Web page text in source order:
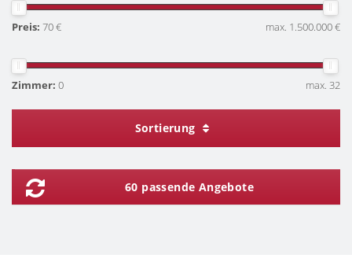
Preis: 70 € max. 1.500.000 €
Zimmer: 0 max. 32
Sortierung
60 passende Angebote